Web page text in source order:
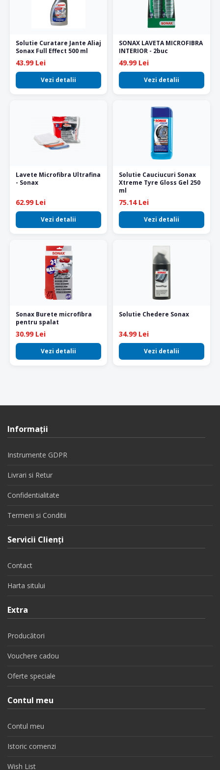
Solutie Curatare Jante Aliaj
Sonax Full Effect 500 ml
43.99 Lei
Vezi detalii
SONAX LAVETA MICROFIBRA
INTERIOR - 2buc
49.99 Lei
Vezi detalii
Lavete Microfibra Ultrafina
- Sonax
62.99 Lei
Vezi detalii
Solutie Cauciucuri Sonax
Xtreme Tyre Gloss Gel 250
ml
75.14 Lei
Vezi detalii
Sonax Burete microfibra
pentru spalat
30.99 Lei
Vezi detalii
Solutie Chedere Sonax
34.99 Lei
Vezi detalii
Informaţii
Instrumente GDPR
Livrari si Retur
Confidentialitate
Termeni si Conditii
Servicii Clienţi
Contact
Harta sitului
Extra
Producători
Vouchere cadou
Oferte speciale
Contul meu
Contul meu
Istoric comenzi
Wish List